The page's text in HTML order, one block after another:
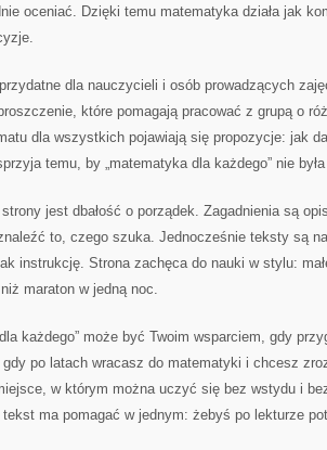
oceniać. Dzięki temu matematyka działa jak
dla nauczycieli i osób prowadzących
które pomagają pracować z grupą o
dla wszystkich pojawiają się propozycje: jak
temu, by „matematyka dla każdego” nie
jest dbałość o porządek. Zagadnienia są
to, czego szuka. Jednocześnie teksty są
instrukcję. Strona zachęca do nauki w stylu:
maraton w jedną noc.
każdego” może być Twoim wsparciem, gdy
po latach wracasz do matematyki i chcesz
w którym można uczyć się bez wstydu i
ma pomagać w jednym: żebyś po lekturze